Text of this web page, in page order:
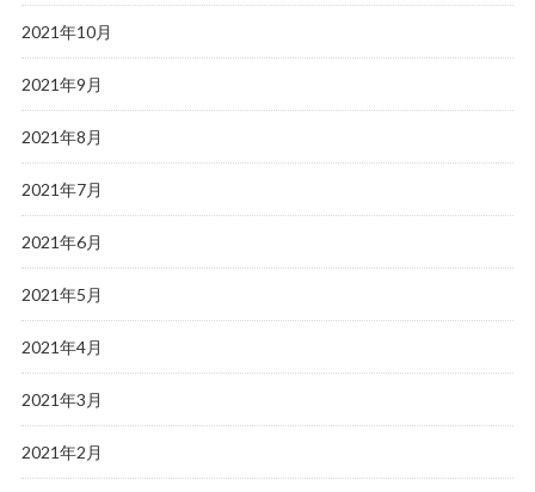
2021年10月
2021年9月
2021年8月
2021年7月
2021年6月
2021年5月
2021年4月
2021年3月
2021年2月